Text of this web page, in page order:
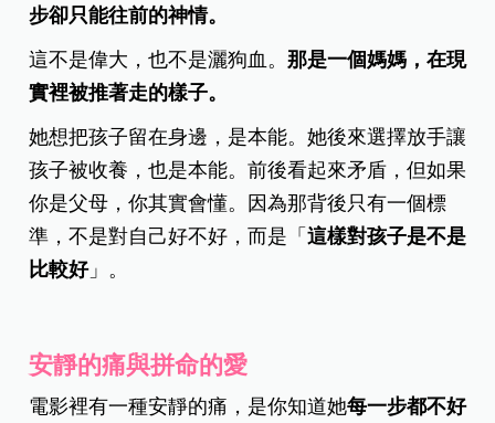
步卻只能往前的神情。
這不是偉大，也不是灑狗血。那是一個媽媽，在現
實裡被推著走的樣子。
她想把孩子留在身邊，是本能。她後來選擇放手讓
孩子被收養，也是本能。前後看起來矛盾，但如果
你是父母，你其實會懂。因為那背後只有一個標
準，不是對自己好不好，而是「這樣對孩子是不是
比較好」。
安靜的痛與拼命的愛
電影裡有一種安靜的痛，是你知道她每一步都不好